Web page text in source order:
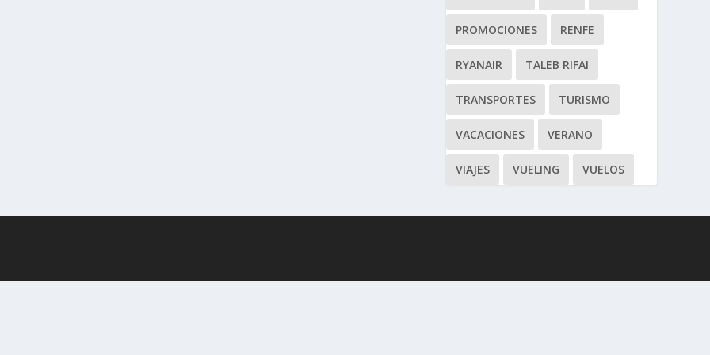
PROMOCIONES RENFE
RYANAIR TALEB RIFAI
TRANSPORTES TURISMO
VACACIONES VERANO
VIAJES VUELING VUELOS